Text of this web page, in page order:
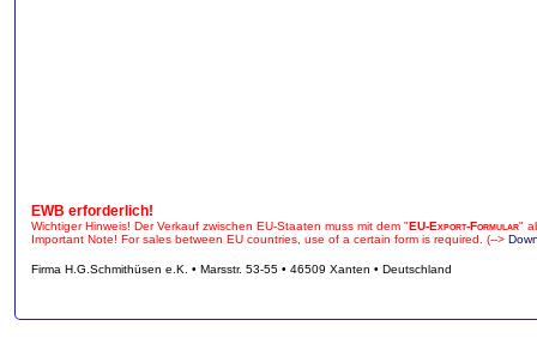
EWB erforderlich!
Wichtiger Hinweis! Der Verkauf zwischen EU-Staaten muss mit dem "EU-Export-Formular"
Important Note! For sales between EU countries, use of a certain form is required. (-->
Firma H.G.Schmithüsen e.K. • Marsstr. 53-55 • 46509 Xanten • Deutschland